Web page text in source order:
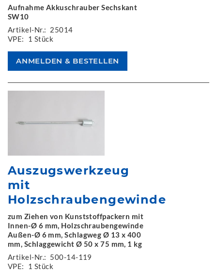
Aufnahme Akkuschrauber Sechskant
SW10
Artikel-Nr.: 25014
VPE:
1 Stück
Auszugswerkzeug
mit
Holzschraubengewinde
zum Ziehen von Kunststoffpackern mit
Innen-Ø 6 mm, Holzschraubengewinde
Außen-Ø 6 mm, Schlagweg Ø 13 x 400
mm, Schlaggewicht Ø 50 x 75 mm, 1 kg
Artikel-Nr.: 500-14-119
VPE:
1 Stück